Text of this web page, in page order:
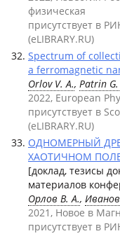
физическая
присутствует в
(eLIBRARY.RU)
Spectrum of
a ferromagnetic
Orlov V. A., Patrin G.
2022, European
присутствует в
(eLIBRARY.RU)
ОДНОМЕРНЫЙ
ХАОТИЧНОМ ПОЛЕ
[доклад, тезисы
материалов
Орлов В. А.,
2021, Новое в
присутствует в